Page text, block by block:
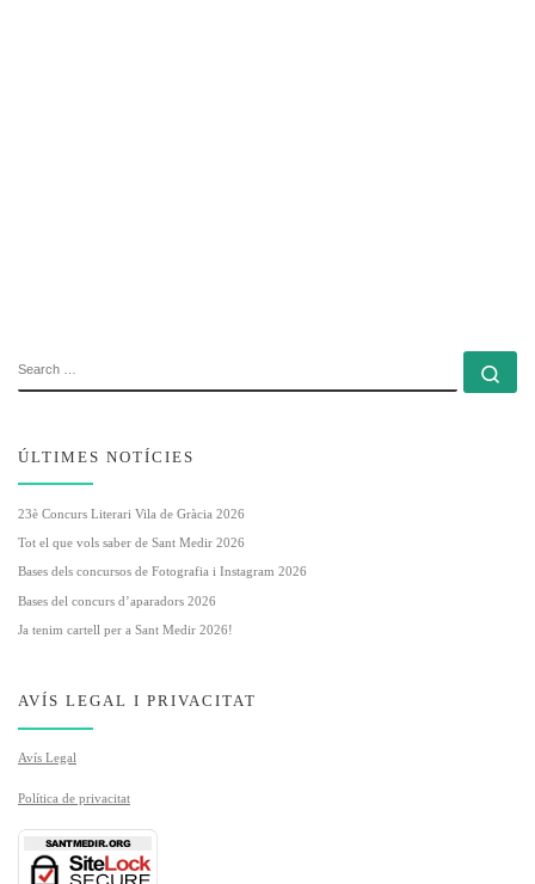
ÚLTIMES NOTÍCIES
23è Concurs Literari Vila de Gràcia 2026
Tot el que vols saber de Sant Medir 2026
Bases dels concursos de Fotografia i Instagram 2026
Bases del concurs d’aparadors 2026
Ja tenim cartell per a Sant Medir 2026!
AVÍS LEGAL I PRIVACITAT
Avís Legal
Política de privacitat